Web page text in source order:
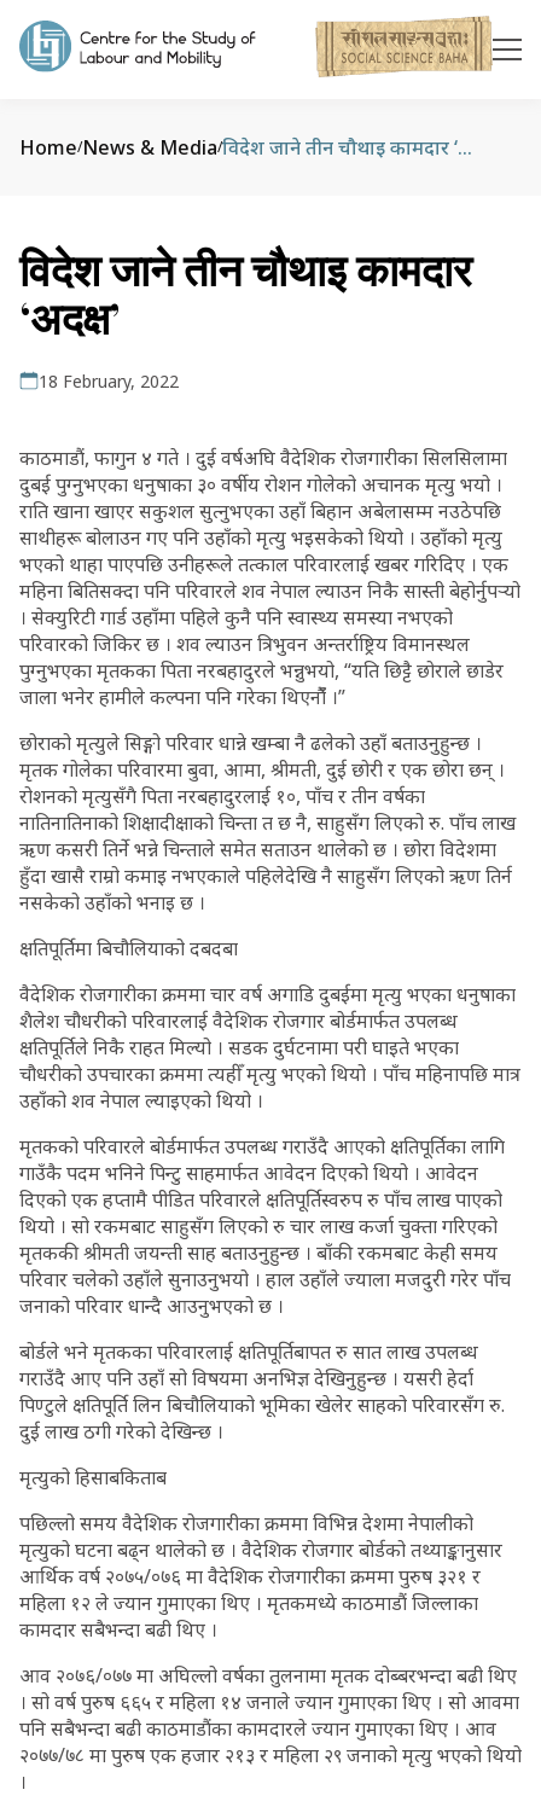
Home/News & Media/ विदेश जाने तीन चौथाइ कामदार ‘अदक्ष’
विदेश जाने तीन चौथाइ कामदार
‘अदक्ष’
18 February, 2022
काठमाडौं, फागुन ४ गते । दुई वर्षअघि वैदेशिक रोजगारीका सिलसिलामा
दुबई पुग्नुभएका धनुषाका ३० वर्षीय रोशन गोलेको अचानक मृत्यु भयो ।
राति खाना खाएर सकुशल सुत्नुभएका उहाँ बिहान अबेलासम्म नउठेपछि
साथीहरू बोलाउन गए पनि उहाँको मृत्यु भइसकेको थियो । उहाँको मृत्यु
भएको थाहा पाएपछि उनीहरूले तत्काल परिवारलाई खबर गरिदिए । एक
महिना बितिसक्दा पनि परिवारले शव नेपाल ल्याउन निकै सास्ती बेहोर्नुपर्‍यो
। सेक्युरिटी गार्ड उहाँमा पहिले कुनै पनि स्वास्थ्य समस्या नभएको
परिवारको जिकिर छ । शव ल्याउन त्रिभुवन अन्तर्राष्ट्रिय विमानस्थल
पुग्नुभएका मृतकका पिता नरबहादुरले भन्नुभयो, “यति छिट्टै छोराले छाडेर
जाला भनेर हामीले कल्पना पनि गरेका थिएनौंँ ।”
छोराको मृत्युले सिङ्गो परिवार धान्ने खम्बा नै ढलेको उहाँ बताउनुहुन्छ ।
मृतक गोलेका परिवारमा बुवा, आमा, श्रीमती, दुई छोरी र एक छोरा छन् ।
रोशनको मृत्युसँगै पिता नरबहादुरलाई १०, पाँच र तीन वर्षका
नातिनातिनाको शिक्षादीक्षाको चिन्ता त छ नै, साहुसँग लिएको रु. पाँच लाख
ऋण कसरी तिर्ने भन्ने चिन्ताले समेत सताउन थालेको छ । छोरा विदेशमा
हुँदा खासै राम्रो कमाइ नभएकाले पहिलेदेखि नै साहुसँग लिएको ऋण तिर्न
नसकेको उहाँको भनाइ छ ।
क्षतिपूर्तिमा बिचौलियाको दबदबा
वैदेशिक रोजगारीका क्रममा चार वर्ष अगाडि दुबईमा मृत्यु भएका धनुषाका
शैलेश चौधरीको परिवारलाई वैदेशिक रोजगार बोर्डमार्फत उपलब्ध
क्षतिपूर्तिले निकै राहत मिल्यो । सडक दुर्घटनामा परी घाइते भएका
चौधरीको उपचारका क्रममा त्यहीँ मृत्यु भएको थियो । पाँच महिनापछि मात्र
उहाँको शव नेपाल ल्याइएको थियो ।
मृतकको परिवारले बोर्डमार्फत उपलब्ध गराउँदै आएको क्षतिपूर्तिका लागि
गाउँकै पदम भनिने पिन्टु साहमार्फत आवेदन दिएको थियो । आवेदन
दिएको एक हप्तामै पीडित परिवारले क्षतिपूर्तिस्वरुप रु पाँच लाख पाएको
थियो । सो रकमबाट साहुसँग लिएको रु चार लाख कर्जा चुक्ता गरिएको
मृतककी श्रीमती जयन्ती साह बताउनुहुन्छ । बाँकी रकमबाट केही समय
परिवार चलेको उहाँले सुनाउनुभयो । हाल उहाँले ज्याला मजदुरी गरेर पाँच
जनाको परिवार धान्दै आउनुभएको छ ।
बोर्डले भने मृतकका परिवारलाई क्षतिपूर्तिबापत रु सात लाख उपलब्ध
गराउँदै आए पनि उहाँ सो विषयमा अनभिज्ञ देखिनुहुन्छ । यसरी हेर्दा
पिण्टुले क्षतिपूर्ति लिन बिचौलियाको भूमिका खेलेर साहको परिवारसँग रु.
दुई लाख ठगी गरेको देखिन्छ ।
मृत्युको हिसाबकिताब
पछिल्लो समय वैदेशिक रोजगारीका क्रममा विभिन्न देशमा नेपालीको
मृत्युको घटना बढ्न थालेको छ । वैदेशिक रोजगार बोर्डको तथ्याङ्कानुसार
आर्थिक वर्ष २०७५/०७६ मा वैदेशिक रोजगारीका क्रममा पुरुष ३२१ र
महिला १२ ले ज्यान गुमाएका थिए । मृतकमध्ये काठमाडौं जिल्लाका
कामदार सबैभन्दा बढी थिए ।
आव २०७६/०७७ मा अघिल्लो वर्षका तुलनामा मृतक दोब्बरभन्दा बढी थिए
। सो वर्ष पुरुष ६६५ र महिला १४ जनाले ज्यान गुमाएका थिए । सो आवमा
पनि सबैभन्दा बढी काठमाडौंका कामदारले ज्यान गुमाएका थिए । आव
२०७७/७८ मा पुरुष एक हजार २१३ र महिला २९ जनाको मृत्यु भएको थियो
।